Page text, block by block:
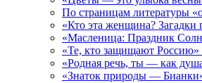
По страницам литературы
«Кто эта женщина? Загадки
«Масленица: Праздник
«Те, кто защищают Россию»
«Родная речь, ты — как
«Знаток природы —